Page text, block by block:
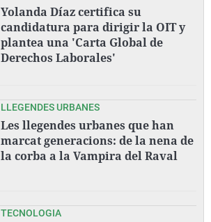
Yolanda Díaz certifica su
candidatura para dirigir la OIT y
plantea una 'Carta Global de
Derechos Laborales'
LLEGENDES URBANES
Les llegendes urbanes que han
marcat generacions: de la nena de
la corba a la Vampira del Raval
TECNOLOGIA